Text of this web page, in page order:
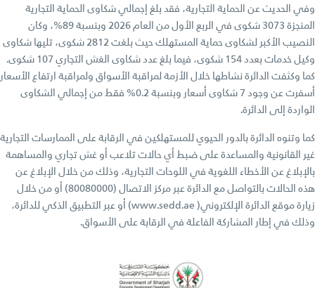
وفي الحديث عن الحماية التجارية، فقد بلغ إجمالي شكاوى الحماية التجارية
المنجزة 3073 شكوى في الربع الأول من العام 2026 وبنسبة 89%، وكان
النصيب الأكبر لشكاوى حماية المستهلك حيث بلغت 2812 شكوى، تليها شكاوى
وكيل خدمات بعدد 154 شكوى، فيما بلغ عدد شكاوى الغش التجاري 107 شكوى.
كما وكثفت الدائرة نشاطها خلال الأزمة لمراقبة الأسواق ولمراقبة ارتفاع الأسعار
أسفرت عن وجود 7 شكاوى أسعار وبنسبة 0.2% فقط من إجمالي الشكاوى
الواردة إلى الدائرة.
كما وتنوه الدائرة بالدور الحيوي للمستهلكين في الرقابة على الممارسات التجارية
غير القانونية والمساعدة على ضبط أي حالات تلاعب أو غش تجاري والمساهمة
بالإبلاغ عن الأخطاء اللغوية في اللوحات التجارية، وذلك من خلال الإبلاغ عن
هذه الحالات بالتواصل مع الدائرة عبر مركز الاتصال (80080000) أو من خلال
زيارة موقع الدائرة الإلكتروني( www.sedd.ae) أو عبر التطبيق الذكي للدائرة،
وذلك في إطار المشاركة الفاعلة في الرقابة على الأسواق.